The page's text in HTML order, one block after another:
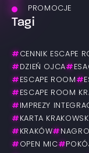
PROMOCJE
Tagi
# CENNIK ESCAPE
# DZIEŃ OJCA#
# ESCAPE ROOM #
# ESCAPE ROOM
# IMPREZY
# KARTA
# KRAKÓW#
# OPEN MIC#